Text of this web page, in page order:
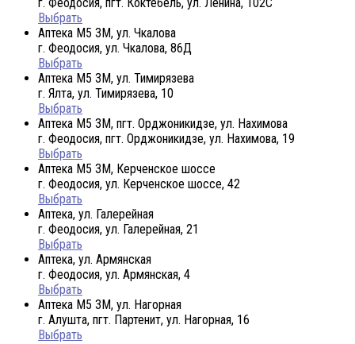
Выбрать
Аптека М5 3М, ул. Чкалова
г. Феодосия, ул. Чкалова, 86Д
Выбрать
Аптека М5 3М, ул. Тимирязева
г. Ялта, ул. Тимирязева, 10
Выбрать
Аптека М5 3М, пгт. Орджоникидзе, ул. Нахимова
г. Феодосия, пгт. Орджоникидзе, ул. Нахимова, 19
Выбрать
Аптека М5 3М, Керченское шоссе
г. Феодосия, ул. Керченское шоссе, 42
Выбрать
Аптека, ул. Галерейная
г. Феодосия, ул. Галерейная, 21
Выбрать
Аптека, ул. Армянская
г. Феодосия, ул. Армянская, 4
Выбрать
Аптека М5 3М, ул. Нагорная
г. Алушта, пгт. Партенит, ул. Нагорная, 16
Выбрать